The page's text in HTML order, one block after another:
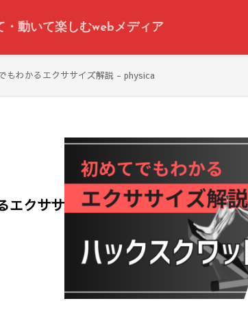
動いて楽しむwebメディア
もわかるエクササイズ解説 - physica
エクササ